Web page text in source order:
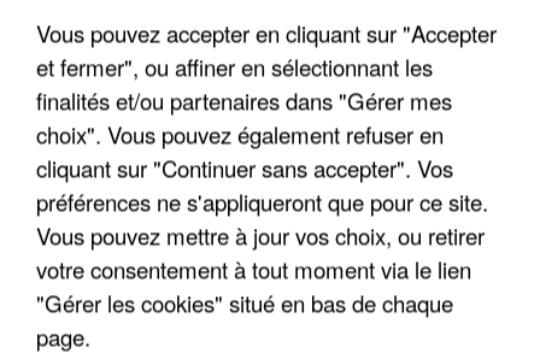
"ON A TOUS LE TRAC"
"ON N'EST PAS DES PARENTS
PARFAITS"
Vous pouvez accepter en cliquant sur "Accepter
et fermer", ou affiner en sélectionnant les
finalités et/ou partenaires dans "Gérer mes
choix". Vous pouvez également refuser en
cliquant sur "Continuer sans accepter". Vos
préférences ne s'appliqueront que pour ce site.
Vous pouvez mettre à jour vos choix, ou retirer
votre consentement à tout moment via le lien
"Gérer les cookies" situé en bas de chaque
page.